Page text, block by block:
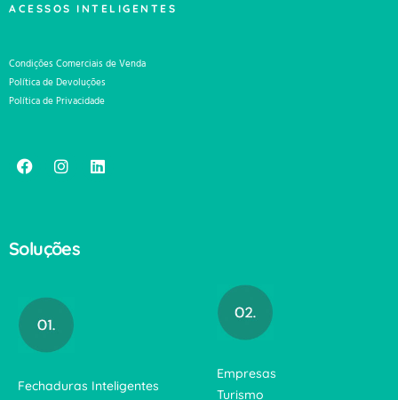
ACESSOS INTELIGENTES
Condições Comerciais de Venda
Política de Devoluções
Política de Privacidade
Soluções
Fechaduras Inteligentes
Empresas
Turismo